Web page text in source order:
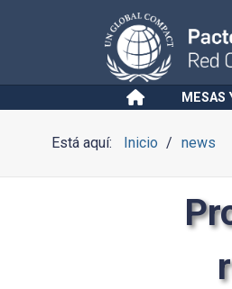
MESAS
Está aquí: Inicio news